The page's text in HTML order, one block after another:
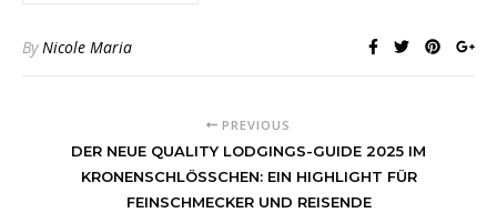
ByNicole Maria
PREVIOUS
DER NEUE QUALITY LODGINGS-GUIDE 2025 IM
KRONENSCHLÖSSCHEN: EIN HIGHLIGHT FÜR
FEINSCHMECKER UND REISENDE